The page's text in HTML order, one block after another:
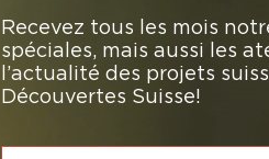
Recevez tous les mois
spéciales, mais aussi les
l’actualité des projets
Découvertes Suisse!